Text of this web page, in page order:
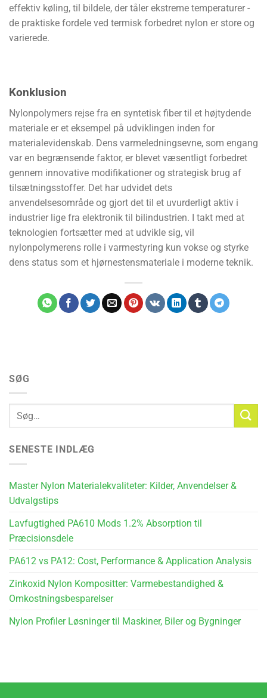
effektiv køling, til bildele, der tåler ekstreme temperaturer -
de praktiske fordele ved termisk forbedret nylon er store og
varierede.
Konklusion
Nylonpolymers rejse fra en syntetisk fiber til et højtydende
materiale er et eksempel på udviklingen inden for
materialevidenskab. Dens varmeledningsevne, som engang
var en begrænsende faktor, er blevet væsentligt forbedret
gennem innovative modifikationer og strategisk brug af
tilsætningsstoffer. Det har udvidet dets
anvendelsesområde og gjort det til et uvurderligt aktiv i
industrier lige fra elektronik til bilindustrien. I takt med at
teknologien fortsætter med at udvikle sig, vil
nylonpolymerens rolle i varmestyring kun vokse og styrke
dens status som et hjørnestensmateriale i moderne teknik.
SØG
SENESTE INDLÆG
Master Nylon Materialekvaliteter: Kilder, Anvendelser &
Udvalgstips
Lavfugtighed PA610 Mods 1.2% Absorption til
Præcisionsdele
PA612 vs PA12: Cost, Performance & Application Analysis
Zinkoxid Nylon Kompositter: Varmebestandighed &
Omkostningsbesparelser
Nylon Profiler Løsninger til Maskiner, Biler og Bygninger